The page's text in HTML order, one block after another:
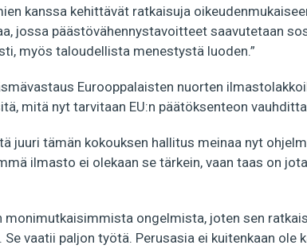
kanssa kehittävät ratkaisuja
jossa päästövähennystavoitteet saavutetaan
myös taloudellista menestystä luoden.”
Eurooppalaisten nuorten
mitä nyt tarvitaan EU:n päätöksenteon
juuri tämän kokouksen hallitus meinaa nyt
ilmasto ei olekaan se tärkein, vaan taas on
monimutkaisimmista ongelmista, joten sen
vaatii paljon työtä. Perusasia ei kuitenkaan ole